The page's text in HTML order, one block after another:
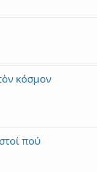
κόσμον
πού